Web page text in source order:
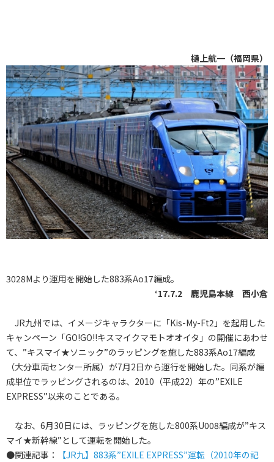
樋上航一（福岡県）
3028Mより運用を開始した883系Ao17編成。
‘17.7.2 鹿児島本線 西小倉
JR九州では、イメージキャラクターに「Kis-My-Ft2」を起用した
キャンペーン「GO!GO!!キスマイクマモトオオイタ」の開催にあわせ
て、”キスマイ★ソニック”のラッピングを施した883系Ao17編成
（大分車両センター所属）が7月2日から運行を開始した。同系が編
成単位でラッピングされるのは、2010（平成22）年の”EXILE
EXPRESS”以来のことである。
なお、6月30日には、ラッピングを施した800系U008編成が”キス
マイ★新幹線”として運転を開始した。
●関連記事：
【JR九】883系”EXILE EXPRESS”運転（2010年の記